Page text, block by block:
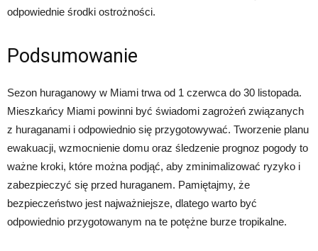
odpowiednie środki ostrożności.
Podsumowanie
Sezon huraganowy w Miami trwa od 1 czerwca do 30 listopada.
Mieszkańcy Miami powinni być świadomi zagrożeń związanych
z huraganami i odpowiednio się przygotowywać. Tworzenie planu
ewakuacji, wzmocnienie domu oraz śledzenie prognoz pogody to
ważne kroki, które można podjąć, aby zminimalizować ryzyko i
zabezpieczyć się przed huraganem. Pamiętajmy, że
bezpieczeństwo jest najważniejsze, dlatego warto być
odpowiednio przygotowanym na te potężne burze tropikalne.